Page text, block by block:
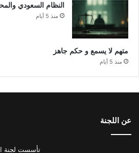
النظام السعودي
منذ 5 أيام
متهم لا يسمع و حكم جاهز
منذ 5 أيام
عن اللجنة
تأسست لجنة